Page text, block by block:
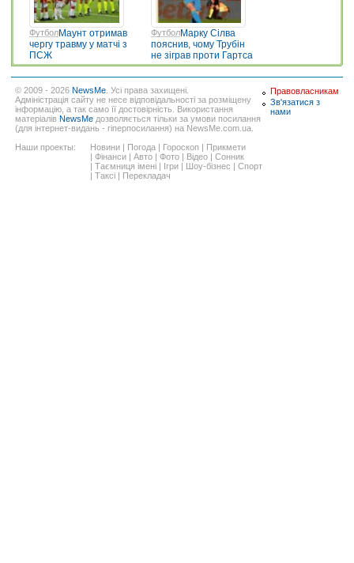
ФутболМаунт отримав
чергу травму у матчі з
ПСЖ
ФутболМарку Сілва
пояснив, чому Трубін
не зіграв проти Гартса
© 2009 - 2026 NewsMe . Усі права захищені.
Адміністрація сайту не несе відповідальності за розміщену
інформацію, а так само її достовірність. Використання
матеріалів NewsMe дозволяється тільки за умови посилання
(для інтернет-видань - гіперпосилання) на NewsMe.com.ua.
Наши проекты:
Новини Погода Гороскоп
Прикмети
Фінанси Авто Фото Відео
Сонник
Таємниця імені Ігри Шоу-бізнес
Спорт
Таксі Перекладач
Правовласникам
Зв'язатися з
нами